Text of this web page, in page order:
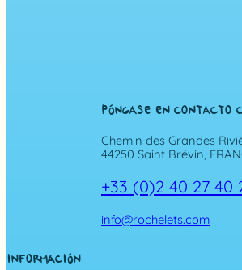
PÓNGASE EN CONTACTO
Chemin des Grandes
44250 Saint Brévin,
+33 (0)2 40 27 40
info@rochelets.com
INFORMACIÓN